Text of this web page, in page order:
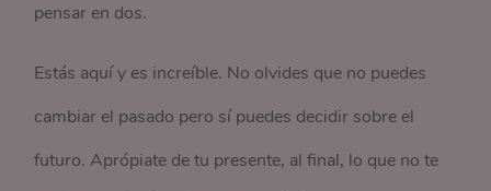
pensar en dos.
Estás aquí y es increíble. No olvides que no puedes
cambiar el pasado pero sí puedes decidir sobre el
futuro. Aprópiate de tu presente, al final, lo que no te